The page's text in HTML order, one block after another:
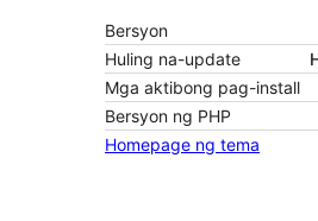
Bersyon
Huling na-update
Mga aktibong pag-install
Bersyon ng PHP
Homepage ng tema